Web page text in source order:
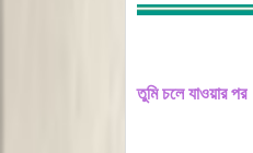
তুমি চলে যাওয়ার পর